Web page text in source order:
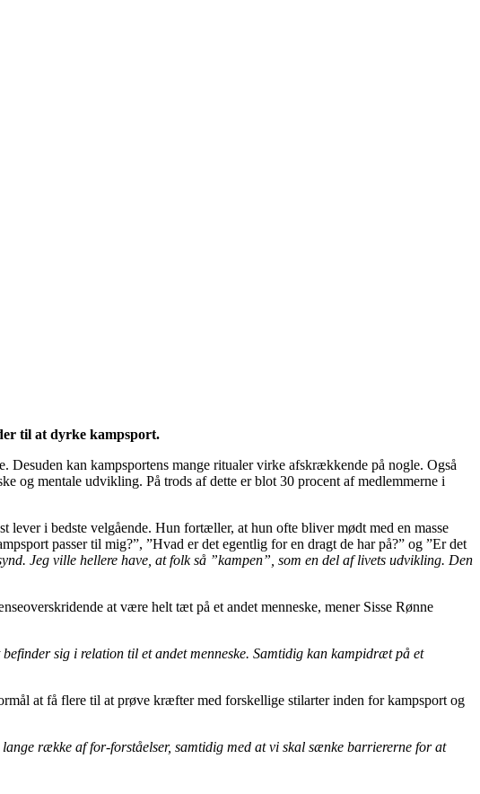
til at dyrke kampsport.
kan kampsportens mange ritualer virke afskrækkende på nogle. Også
og mentale udvikling. På trods af dette er blot 30 procent af medlemmerne i
i bedste velgående. Hun fortæller, at hun ofte bliver mødt med en masse
passer til mig?”, ”Hvad er det egentlig for en dragt de har på?” og ”Er det
Jeg ville hellere have, at folk så ”kampen”, som en del af livets udvikling. Den
at være helt tæt på et andet menneske, mener Sisse Rønne
sig i relation til et andet menneske. Samtidig kan kampidræt på et
at få flere til at prøve kræfter med forskellige stilarter inden for kampsport og
række af for-forståelser, samtidig med at vi skal sænke barriererne for at